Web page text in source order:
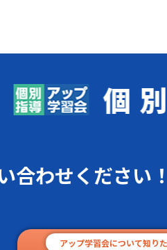
個別指
合わせください！
アップ学習会について知り